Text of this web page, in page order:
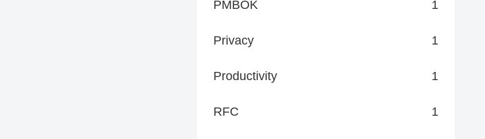
PMBOK 1
Privacy 1
Productivity 1
RFC 1